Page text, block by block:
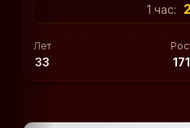
1 час:
Лет
33 171